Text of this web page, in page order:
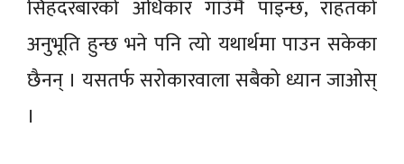
सिंहदरबारको अधिकार गाउँमै पाइन्छ, राहतको
अनुभूति हुन्छ भने पनि त्यो यथार्थमा पाउन सकेका
छैनन् । यसतर्फ सरोकारवाला सबैको ध्यान जाओस्
।